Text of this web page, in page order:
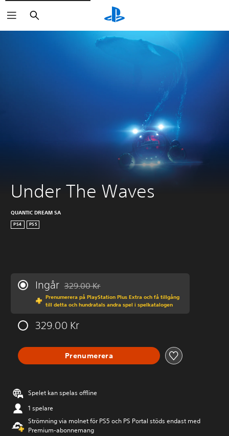
Sök
Under The Waves
QUANTIC DREAM SA
PS4 PS5
Ingår Nedsatt från ursprungspriset på 329.00 Kr
329.00 Kr
Prenumerera på PlayStation Plus Extra och få tillgång
till detta och hundratals andra spel i spelkatalogen
329.00 Kr
Prenumerera
Spelet kan spelas offline
1 spelare
Strömning via molnet för PS5 och PS Portal stöds endast med
Premium-abonnemang